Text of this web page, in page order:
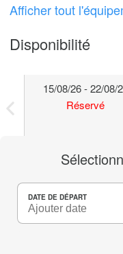
Afficher tout
Disponibilité
15/08/26 - 22/08/
Réservé
DATE DE DÉPART